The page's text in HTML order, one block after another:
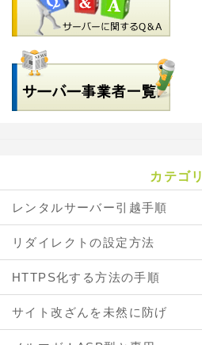
カテゴリ
レンタルサーバー引越手順
リダイレクトの設定方法
HTTPS化する方法の手順
サイト改ざんを未然に防げ